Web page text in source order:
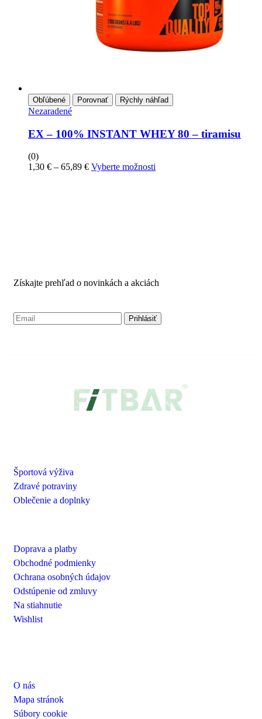
Obľúbené Porovnať Rýchly náhľad
Nezaradené
EX – 100% INSTANT WHEY 80 – tiramisu
(0)
1,30 € – 65,89 € Vyberte možnosti
Získajte prehľad o novinkách a akciách
Športová výživa
Zdravé potraviny
Oblečenie a doplnky
Doprava a platby
Obchodné podmienky
Ochrana osobných údajov
Odstúpenie od zmluvy
Na stiahnutie
Wishlist
O nás
Mapa stránok
Súbory cookie